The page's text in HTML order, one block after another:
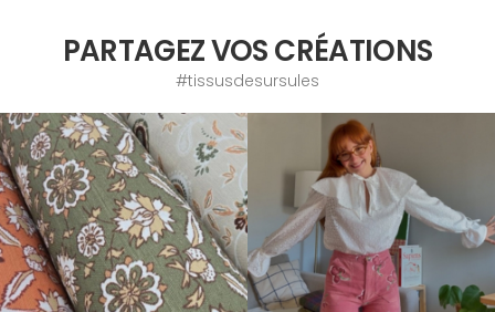
PARTAGEZ VOS CRÉATIONS
#tissusdesursules